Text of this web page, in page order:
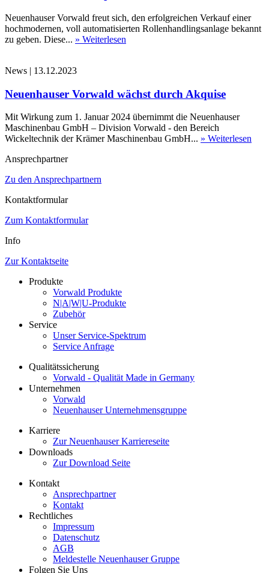
Neuenhauser Vorwald freut sich, den erfolgreichen Verkauf einer
hochmodernen, voll automatisierten Rollenhandlingsanlage bekannt
zu geben. Diese... » Weiterlesen
News | 13.12.2023
Neuenhauser Vorwald wächst durch Akquise
Mit Wirkung zum 1. Januar 2024 übernimmt die Neuenhauser
Maschinenbau GmbH – Division Vorwald - den Bereich
Wickeltechnik der Krämer Maschinenbau GmbH... » Weiterlesen
Ansprechpartner
Zu den Ansprechpartnern
Kontaktformular
Zum Kontaktformular
Info
Zur Kontaktseite
Produkte
Vorwald Produkte
N|A|W|U-Produkte
Zubehör
Service
Unser Service-Spektrum
Service Anfrage
Qualitätssicherung
Vorwald - Qualität Made in Germany
Unternehmen
Vorwald
Neuenhauser Unternehmensgruppe
Karriere
Zur Neuenhauser Karriereseite
Downloads
Zur Download Seite
Kontakt
Ansprechpartner
Kontakt
Rechtliches
Impressum
Datenschutz
AGB
Meldestelle Neuenhauser Gruppe
Folgen Sie Uns